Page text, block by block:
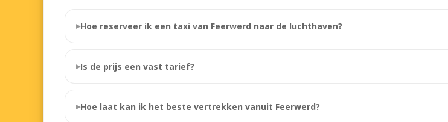
Hoe reserveer ik een taxi van Feerwerd naar de luchthaven?
Is de prijs een vast tarief?
Hoe laat kan ik het beste vertrekken vanuit Feerwerd?